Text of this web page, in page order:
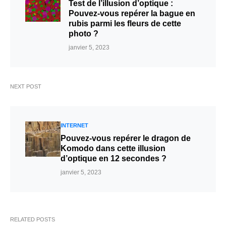
Test de l’illusion d’optique :
Pouvez-vous repérer la bague en
rubis parmi les fleurs de cette
photo ?
janvier 5, 2023
NEXT POST
INTERNET
Pouvez-vous repérer le dragon de
Komodo dans cette illusion
d’optique en 12 secondes ?
janvier 5, 2023
RELATED POSTS